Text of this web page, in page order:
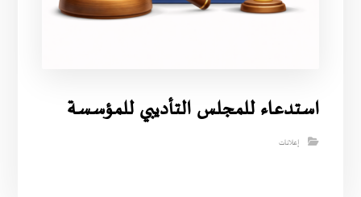
استدعاء للمجلس التأديبي للمؤسسة
إعلانات